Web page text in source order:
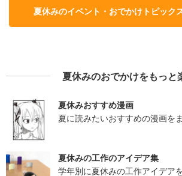
夏休みのイベント・おでかけトピック
夏休みのおでかけをもっと
夏休みおすすめ漫画
夏に読みたいおすすめの漫画を
夏休みの工作のアイデア集
学年別に夏休みの工作アイデア